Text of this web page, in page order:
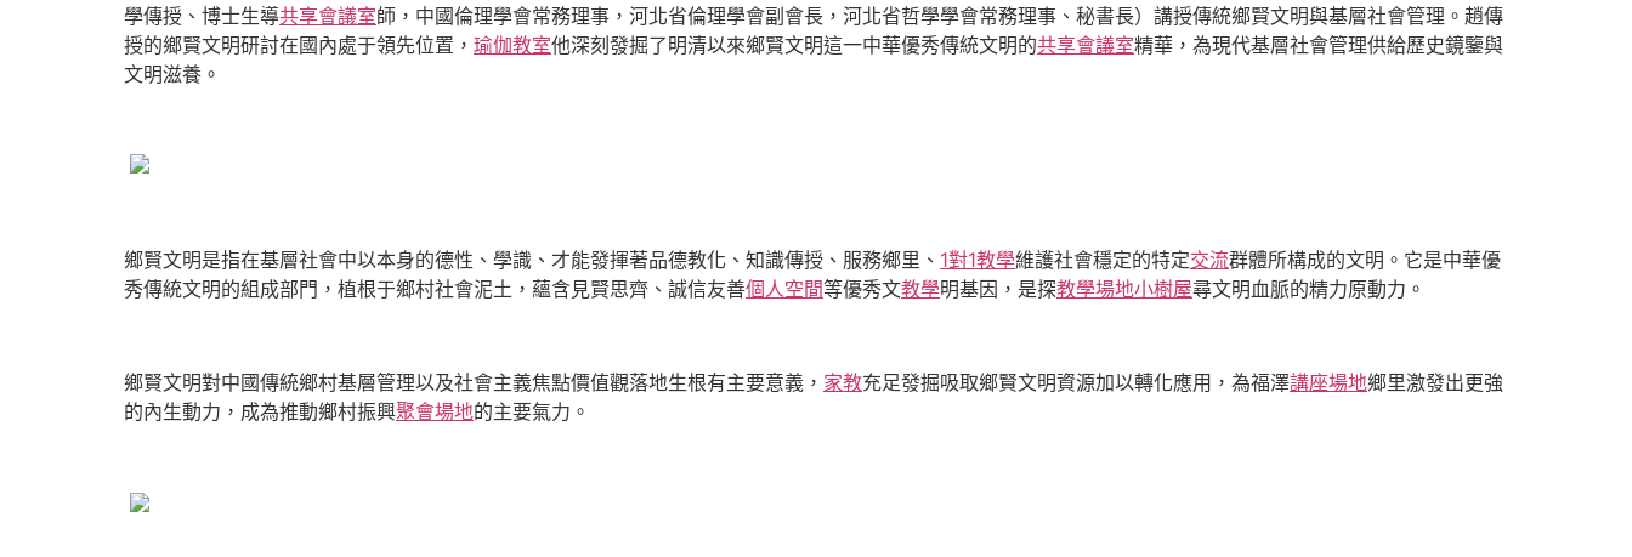
學傳授、博士生導共享會議室師，中國倫理學會常務理事，河北省倫理學會副會長，河北省哲學學會常務理事、秘書長）講授傳統鄉賢文明與基層社會管理。趙傳
授的鄉賢文明研討在國內處于領先位置， 瑜伽教室他深刻發掘了明清以來鄉賢文明這一中華優秀傳統文明的共享會議室精華，為現代基層社會管理供給歷史鏡鑒與
文明滋養。
鄉賢文明是指在基層社會中以本身的德性、學識、才能發揮著品德教化、知識傳授、服務鄉里、 1對1教學維護社會穩定的特定交流群體所構成的文明。它是中華優
秀傳統文明的組成部門，植根于鄉村社會泥土，蘊含見賢思齊、誠信友善個人空間等優秀文教學明基因，是探教學場地小樹屋尋文明血脈的精力原動力。
鄉賢文明對中國傳統鄉村基層管理以及社會主義焦點價值觀落地生根有主要意義， 家教充足發掘吸取鄉賢文明資源加以轉化應用，為福澤講座場地鄉里激發出更強
的內生動力，成為推動鄉村振興聚會場地的主要氣力。